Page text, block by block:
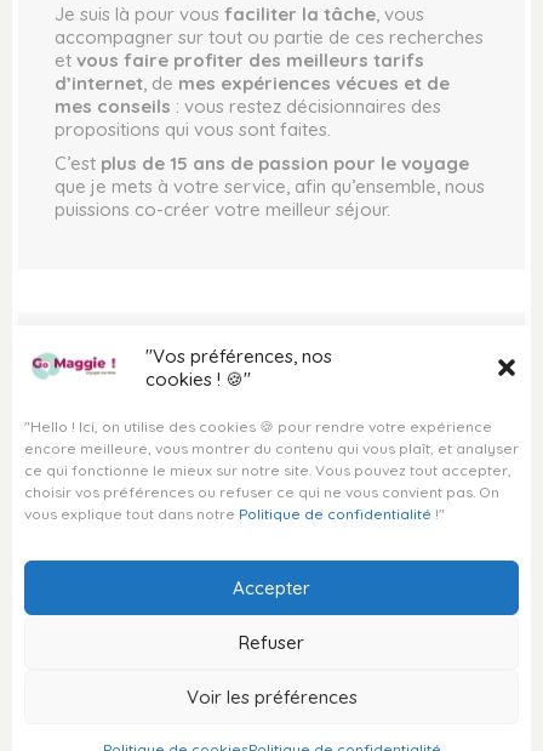
"Vos préférences, nos
cookies ! 🍪"
"Hello ! Ici, on utilise des cookies 🍪 pour rendre votre expérience
encore meilleure, vous montrer du contenu qui vous plaît, et analyser
ce qui fonctionne le mieux sur notre site. Vous pouvez tout accepter,
choisir vos préférences ou refuser ce qui ne vous convient pas. On
vous explique tout dans notre Politique de confidentialité !"
Accepter
Refuser
Voir les préférences
Je suis là pour vous faciliter la tâche , vous
accompagner sur tout ou partie de ces recherches
et vous faire profiter des meilleurs tarifs
d’internet , de mes expériences vécues et de
mes conseils : vous restez décisionnaires des
propositions qui vous sont faites.
C’est plus de 15 ans de passion pour le voyage
que je mets à votre service, afin qu’ensemble, nous
puissions co-créer votre meilleur séjour.
Contact
Partagez votre expérience
Vous avez une expérience de voyage à partager ?
PRESSE
MES COUPS DE COEUR ❤
DESTINATION JAMAÏQUE
DESTINATION ZANZIBAR
DESTINATION SÉNÉGAL
DESTINATION LISBONNE
DESTINATION LONDRES
VOYAGE SUR MESURE
VOYAGE CLÉ EN MAIN
VOYAGE HORS DES SENTIERS
BATTUS
SÉJOUR SUR MESURE
© Copyright Go Maggie